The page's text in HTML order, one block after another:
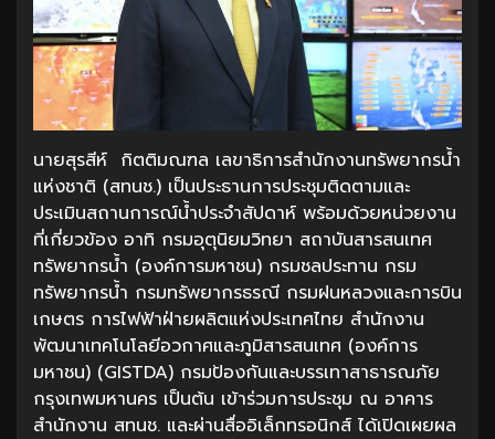
นายสุรสีห์ กิตติมณฑล เลขาธิการสำนักงานทรัพยากรน้ำ
แห่งชาติ (สทนช.) เป็นประธานการประชุมติดตามและ
ประเมินสถานการณ์น้ำประจำสัปดาห์ พร้อมด้วยหน่วยงาน
ที่เกี่ยวข้อง อาทิ กรมอุตุนิยมวิทยา สถาบันสารสนเทศ
ทรัพยากรน้ำ (องค์การมหาชน) กรมชลประทาน กรม
ทรัพยากรน้ำ กรมทรัพยากรธรณี กรมฝนหลวงและการบิน
เกษตร การไฟฟ้าฝ่ายผลิตแห่งประเทศไทย สำนักงาน
พัฒนาเทคโนโลยีอวกาศและภูมิสารสนเทศ (องค์การ
มหาชน) (GISTDA) กรมป้องกันและบรรเทาสาธารณภัย
กรุงเทพมหานคร เป็นต้น เข้าร่วมการประชุม ณ อาคาร
สำนักงาน สทนช. และผ่านสื่ออิเล็กทรอนิกส์ ได้เปิดเผยผล